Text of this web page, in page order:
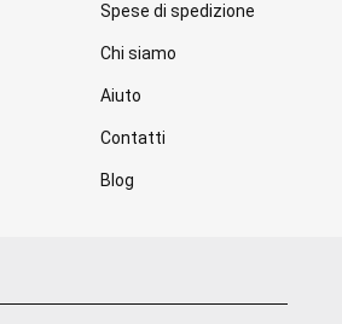
Spese di spedizione
Chi siamo
Aiuto
Contatti
Blog